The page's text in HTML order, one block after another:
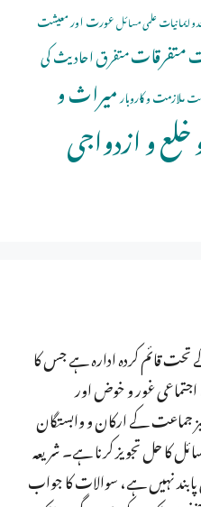
و ایمانیاتعلمی مسائلعورت اور معیشت
متفرقاتمتفرق احادیث کی
ملازمت و کاروبارمیراث و
و ازدواجی
قائم کردہ ادارہ ہے جس کا
غور و خوض اور
جماعت کے ارکان و وابستگان
کا حل تجویز کرنا ہے۔ شریعہ
نہیں ہے، سوالات کا جواب